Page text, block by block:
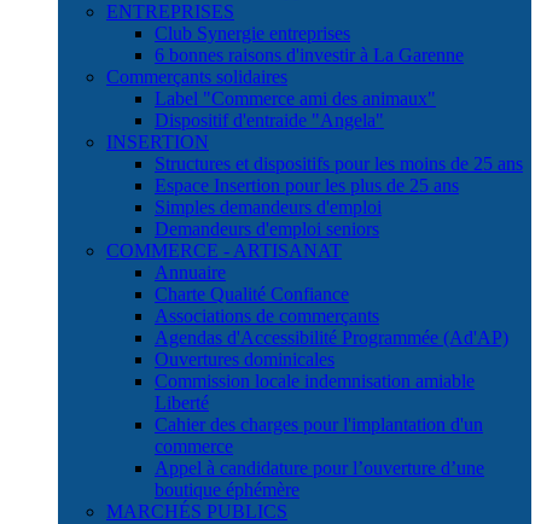
ENTREPRISES
Club Synergie entreprises
6 bonnes raisons d'investir à La Garenne
Commerçants solidaires
Label "Commerce ami des animaux"
Dispositif d'entraide "Angela"
INSERTION
Structures et dispositifs pour les moins de 25 ans
Espace Insertion pour les plus de 25 ans
Simples demandeurs d'emploi
Demandeurs d'emploi seniors
COMMERCE - ARTISANAT
Annuaire
Charte Qualité Confiance
Associations de commerçants
Agendas d'Accessibilité Programmée (Ad'AP)
Ouvertures dominicales
Commission locale indemnisation amiable
Liberté
Cahier des charges pour l'implantation d'un
commerce
Appel à candidature pour l’ouverture d’une
boutique éphémère
MARCHÉS PUBLICS